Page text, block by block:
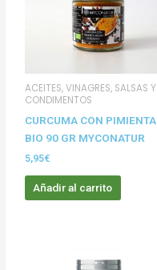
ACEITES, VINAGRES, SALSAS Y
CONDIMENTOS
CURCUMA CON PIMIENTA
BIO 90 GR MYCONATUR
5,95€
Añadir al carrito